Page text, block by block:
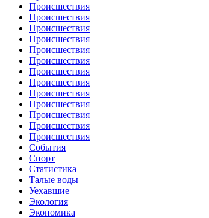
Происшествия
Происшествия
Происшествия
Происшествия
Происшествия
Происшествия
Происшествия
Происшествия
Происшествия
Происшествия
Происшествия
Происшествия
Происшествия
События
Спорт
Статистика
Талые воды
Уехавшие
Экология
Экономика